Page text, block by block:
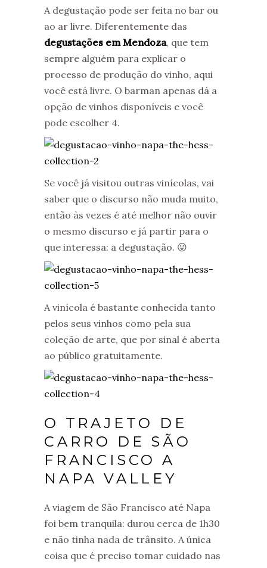
A degustação pode ser feita no bar ou
ao ar livre. Diferentemente das
degustações em Mendoza, que tem
sempre alguém para explicar o
processo de produção do vinho, aqui
você está livre. O barman apenas dá a
opção de vinhos disponíveis e você
pode escolher 4.
Se você já visitou outras vinícolas, vai
saber que o discurso não muda muito,
então às vezes é até melhor não ouvir
o mesmo discurso e já partir para o
que interessa: a degustação. 😛
A vinícola é bastante conhecida tanto
pelos seus vinhos como pela sua
coleção de arte, que por sinal é aberta
ao público gratuitamente.
O TRAJETO DE
CARRO DE SÃO
FRANCISCO A
NAPA VALLEY
A viagem de São Francisco até Napa
foi bem tranquila: durou cerca de 1h30
e não tinha nada de trânsito. A única
coisa que é preciso tomar cuidado nas